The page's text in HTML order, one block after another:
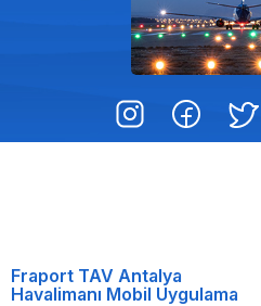
Fraport TAV Antalya
Havalimanı Mobil Uygulama